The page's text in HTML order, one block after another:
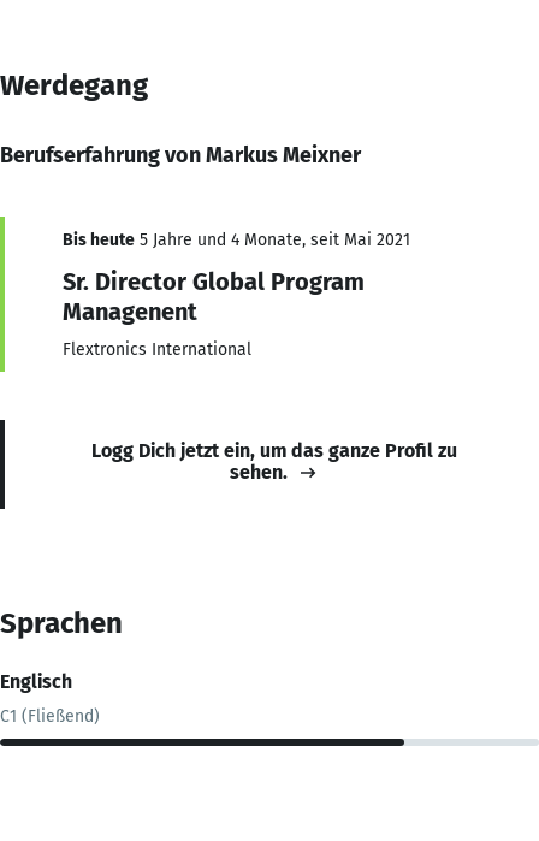
Werdegang
Berufserfahrung von Markus Meixner
Bis heute 5 Jahre und 4 Monate, seit Mai 2021
Sr. Director Global Program
Managenent
Flextronics International
Logg Dich jetzt ein, um das ganze Profil zu
sehen.
Sprachen
Englisch
C1 (Fließend)